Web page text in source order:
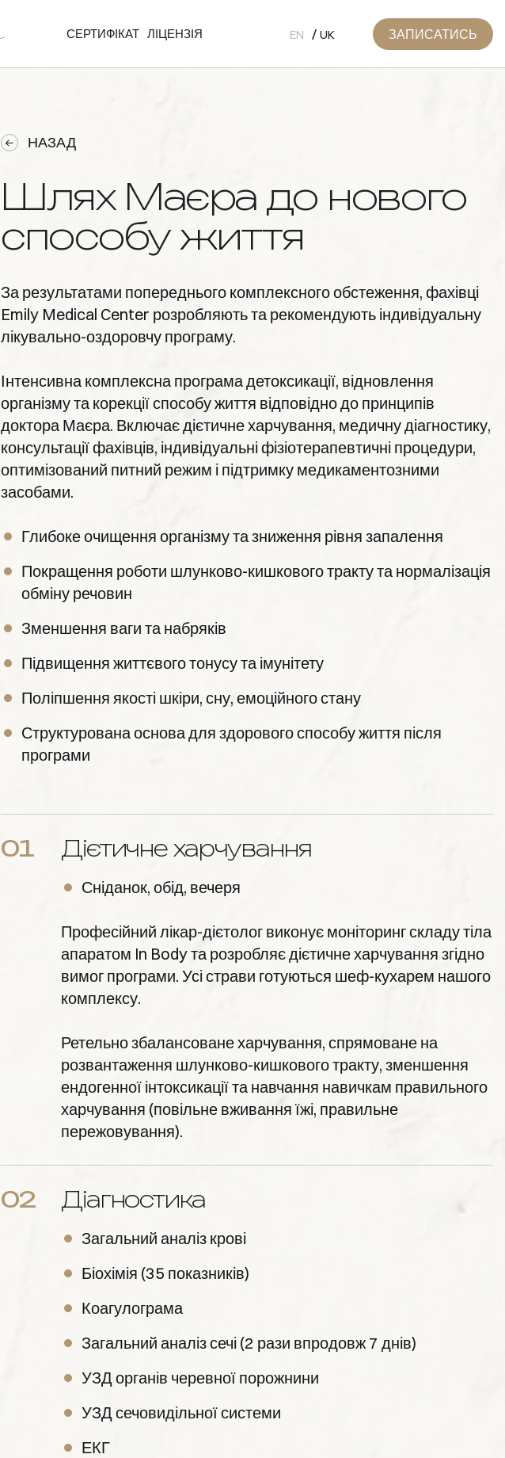
СЕРТИФІКАТ ЛІЦЕНЗІЯ EN UK ЗАПИСАТИСЬ
НАЗАД
Шлях Маєра до нового
способу життя
За результатами попереднього комплексного обстеження, фахівці
Emily Medical Center розробляють та рекомендують індивідуальну
лікувально-оздоровчу програму.
Інтенсивна комплексна програма детоксикації, відновлення
організму та корекції способу життя відповідно до принципів
доктора Маєра. Включає дієтичне харчування, медичну діагностику,
консультації фахівців, індивідуальні фізіотерапевтичні процедури,
оптимізований питний режим і підтримку медикаментозними
засобами.
Глибоке очищення організму та зниження рівня запалення
Покращення роботи шлунково-кишкового тракту та нормалізація
обміну речовин
Зменшення ваги та набряків
Підвищення життєвого тонусу та імунітету
Поліпшення якості шкіри, сну, емоційного стану
Структурована основа для здорового способу життя після
програми
01 Дієтичне харчування
Сніданок, обід, вечеря
Професійний лікар-дієтолог виконує моніторинг складу тіла
апаратом In Body та розробляє дієтичне харчування згідно
вимог програми. Усі страви готуються шеф-кухарем нашого
комплексу.
Ретельно збалансоване харчування, спрямоване на
розвантаження шлунково-кишкового тракту, зменшення
ендогенної інтоксикації та навчання навичкам правильного
харчування (повільне вживання їжі, правильне
пережовування).
02 Діагностика
Загальний аналіз крові
Біохімія (35 показників)
Коагулограма
Загальний аналіз сечі (2 рази впродовж 7 днів)
УЗД органів черевної порожнини
УЗД сечовидільної системи
ЕКГ